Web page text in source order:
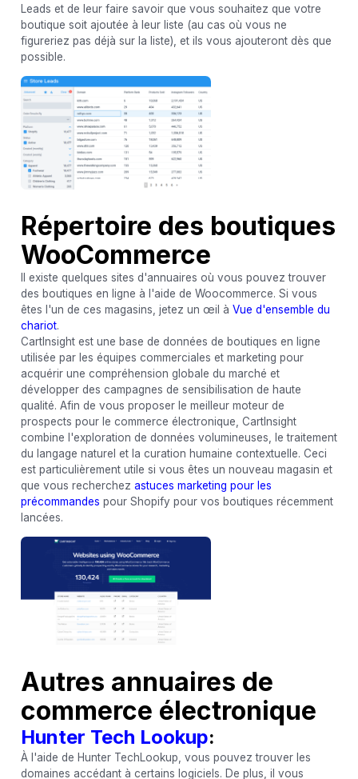
Leads et de leur faire savoir que vous souhaitez que votre
boutique soit ajoutée à leur liste (au cas où vous ne
figureriez pas déjà sur la liste), et ils vous ajouteront dès que
possible.
Répertoire des boutiques
WooCommerce
Il existe quelques sites d'annuaires où vous pouvez trouver
des boutiques en ligne à l'aide de Woocommerce. Si vous
êtes l'un de ces magasins, jetez un œil à Vue d'ensemble du
chariot.
CartInsight est une base de données de boutiques en ligne
utilisée par les équipes commerciales et marketing pour
acquérir une compréhension globale du marché et
développer des campagnes de sensibilisation de haute
qualité. Afin de vous proposer le meilleur moteur de
prospects pour le commerce électronique, CartInsight
combine l'exploration de données volumineuses, le traitement
du langage naturel et la curation humaine contextuelle. Ceci
est particulièrement utile si vous êtes un nouveau magasin et
que vous recherchez astuces marketing pour les
précommandes pour Shopify pour vos boutiques récemment
lancées.
Autres annuaires de
commerce électronique
Hunter Tech Lookup:
À l'aide de Hunter TechLookup, vous pouvez trouver les
domaines accédant à certains logiciels. De plus, il vous